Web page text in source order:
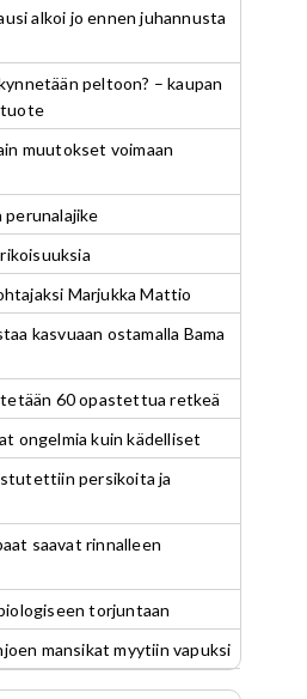
alkoi jo ennen juhannusta
peltoon? – kaupan
tuote
muutokset voimaan
perunalajike
Marjukka Mattio
kasvuaan ostamalla Bama
60 opastettua retkeä
ongelmia kuin kädelliset
persikoita ja
saavat rinnalleen
torjuntaan
mansikat myytiin vapuksi